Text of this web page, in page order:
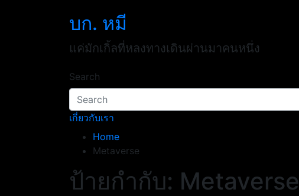
บก. หมี
แค่มักเกิ้ลที่หลงทางเดินผ่านมาคนหนึ่ง
Search
เกี่ยวกับเรา
Home
Metaverse
ป้ายกำกับ: Metaverse